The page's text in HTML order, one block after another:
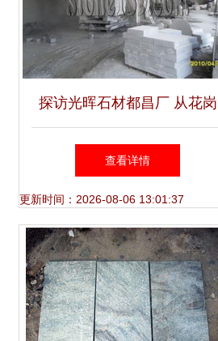
探访光晖石材都昌厂 从花岗
岩到石凳桌的雅致工匠佳境
查看详情
更新时间：2026-08-06 13:01:37